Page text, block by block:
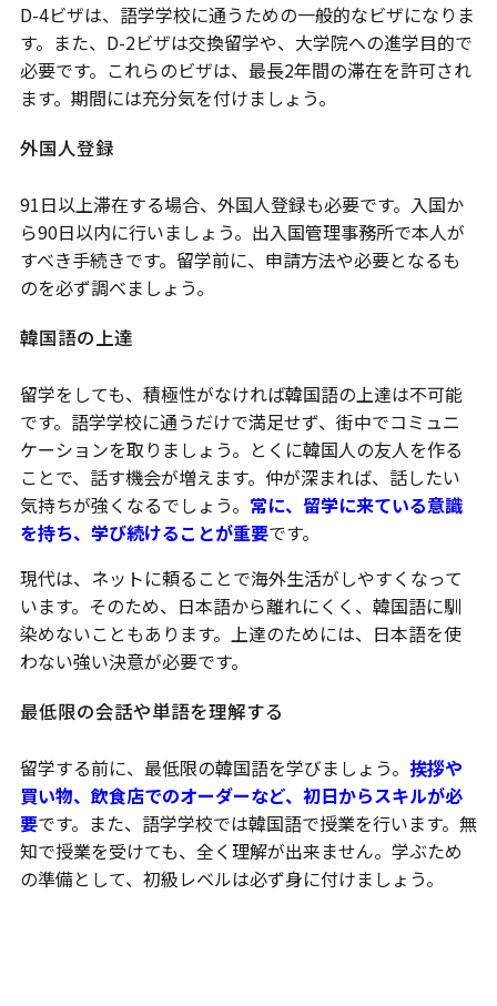
D-4ビザは、語学学校に通うための一般的なビザになりま
す。また、D-2ビザは交換留学や、大学院への進学目的で
必要です。これらのビザは、最長2年間の滞在を許可され
ます。期間には充分気を付けましょう。
外国人登録
91日以上滞在する場合、外国人登録も必要です。入国か
ら90日以内に行いましょう。出入国管理事務所で本人が
すべき手続きです。留学前に、申請方法や必要となるも
のを必ず調べましょう。
韓国語の上達
留学をしても、積極性がなければ韓国語の上達は不可能
です。語学学校に通うだけで満足せず、街中でコミュニ
ケーションを取りましょう。とくに韓国人の友人を作る
ことで、話す機会が増えます。仲が深まれば、話したい
気持ちが強くなるでしょう。 常に、留学に来ている意識
を持ち、学び続けることが重要です。
現代は、ネットに頼ることで海外生活がしやすくなって
います。そのため、日本語から離れにくく、韓国語に馴
染めないこともあります。上達のためには、日本語を使
わない強い決意が必要です。
最低限の会話や単語を理解する
留学する前に、最低限の韓国語を学びましょう。 挨拶や
買い物、飲食店でのオーダーなど、初日からスキルが必
要です。また、語学学校では韓国語で授業を行います。無
知で授業を受けても、全く理解が出来ません。学ぶため
の準備として、初級レベルは必ず身に付けましょう。